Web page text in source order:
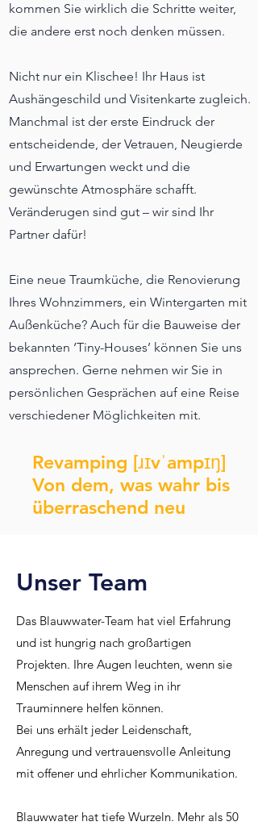
kommen Sie wirklich die Schritte weiter,
die andere erst noch denken müssen.
Nicht nur ein Klischee! Ihr Haus ist
Aushängeschild und Visitenkarte zugleich.
Manchmal ist der erste Eindruck der
entscheidende, der Vetrauen, Neugierde
und Erwartungen weckt und die
gewünschte Atmosphäre schafft.
Veränderugen sind gut – wir sind Ihr
Partner dafür!
Eine neue Traumküche, die Renovierung
Ihres Wohnzimmers, ein Wintergarten mit
Außenküche? Auch für die Bauweise der
bekannten ‘Tiny-Houses’ können Sie uns
ansprechen. Gerne nehmen wir Sie in
persönlichen Gesprächen auf eine Reise
verschiedener Möglichkeiten mit.
Revamping [ɹɪvˈampɪŋ]
Von dem, was wahr bis
überraschend neu
Unser Team
Das Blauwwater-Team hat viel Erfahrung
und ist hungrig nach großartigen
Projekten. Ihre Augen leuchten, wenn sie
Menschen auf ihrem Weg in ihr
Trauminnere helfen können.
Bei uns erhält jeder Leidenschaft,
Anregung und vertrauensvolle Anleitung
mit offener und ehrlicher Kommunikation.
Blauwwater hat tiefe Wurzeln. Mehr als 50